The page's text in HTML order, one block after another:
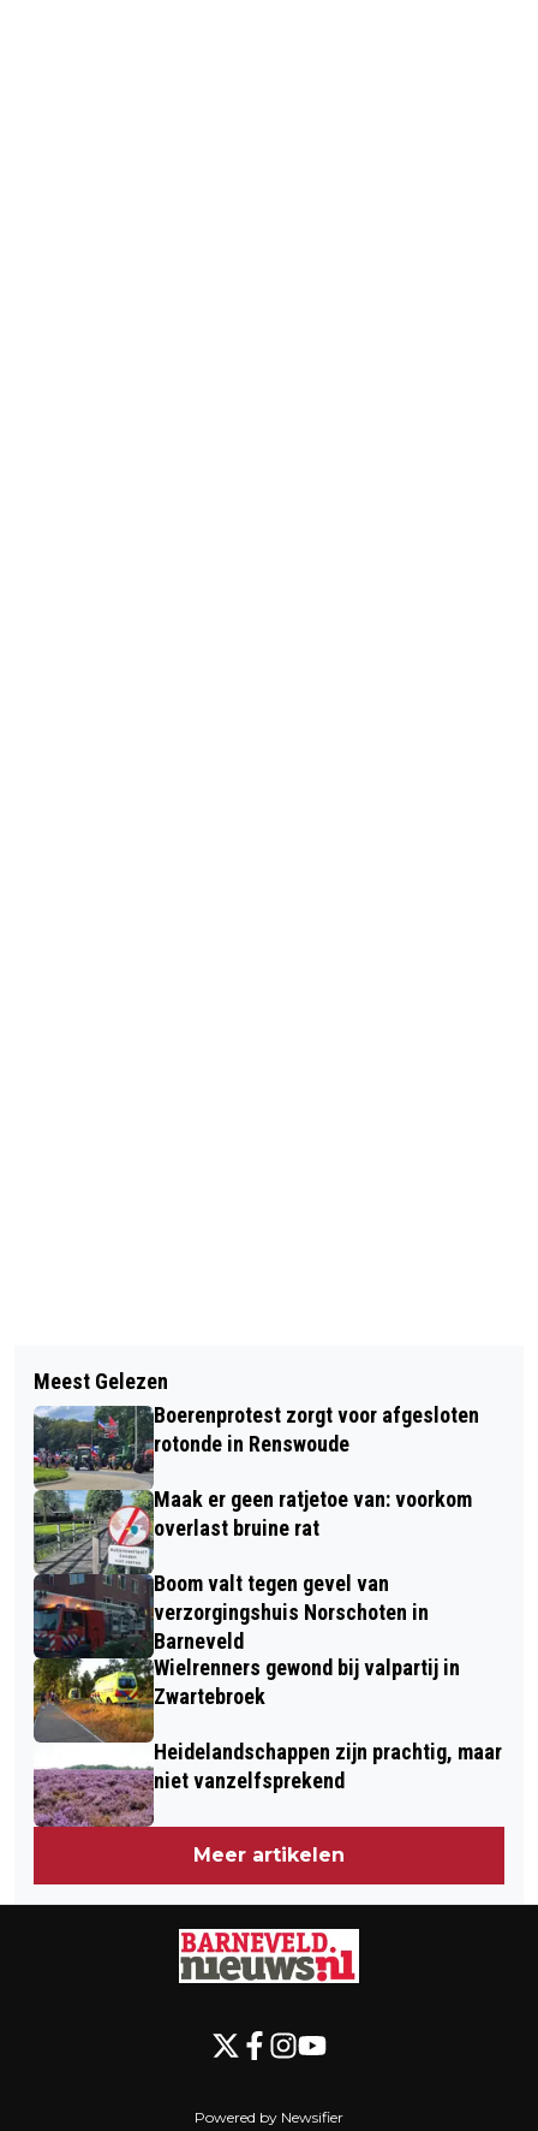
AUTOHOPPER WINT AANBESTEDING
VAN VGGM
DUURZAAM WONEN? KIJK EENS BIJ
DE BUREN!
Meest Gelezen
Boerenprotest zorgt voor afgesloten
rotonde in Renswoude
Maak er geen ratjetoe van: voorkom
overlast bruine rat
Boom valt tegen gevel van
verzorgingshuis Norschoten in
Barneveld
Wielrenners gewond bij valpartij in
Zwartebroek
Heidelandschappen zijn prachtig, maar
niet vanzelfsprekend
Meer artikelen
Powered by Newsifier